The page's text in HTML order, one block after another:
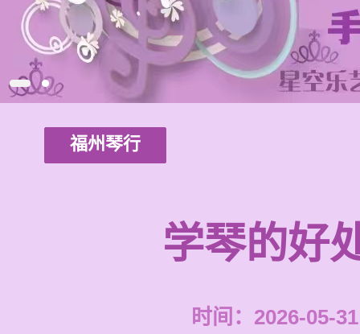
福州琴行
学琴的好
时间：2026-05-